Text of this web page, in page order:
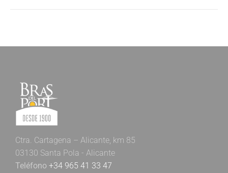
Ctra. Cartagena – Alicante, km 85
03130 Santa Pola - Alicante
Teléfono +34 965 41 33 47